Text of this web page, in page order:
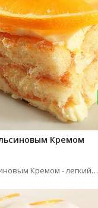
Кремом
Кремом - легкий…